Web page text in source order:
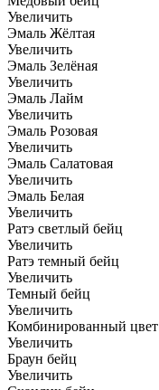
Увеличить
Эмаль Жёлтая
Увеличить
Эмаль Зелёная
Увеличить
Эмаль Лайм
Увеличить
Эмаль Розовая
Увеличить
Эмаль Салатовая
Увеличить
Эмаль Белая
Увеличить
Ратэ светлый бейц
Увеличить
Ратэ темный бейц
Увеличить
Темный бейц
Увеличить
Комбинированный цвет
Увеличить
Браун бейц
Увеличить